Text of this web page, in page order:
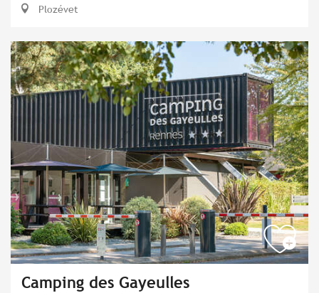
Plozévet
Camping des Gayeulles